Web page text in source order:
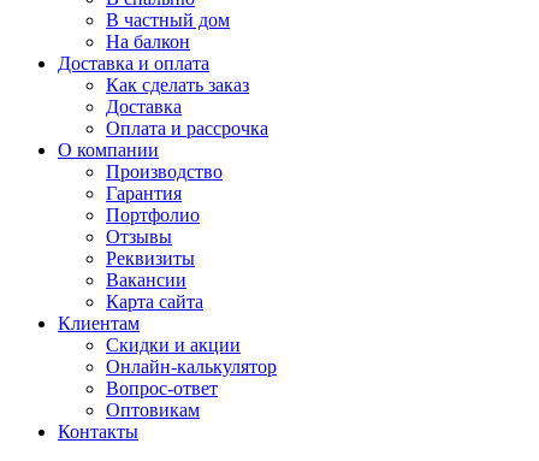
В частный дом
На балкон
Доставка и оплата
Как сделать заказ
Доставка
Оплата и рассрочка
О компании
Производство
Гарантия
Портфолио
Отзывы
Реквизиты
Вакансии
Карта сайта
Клиентам
Скидки и акции
Онлайн-калькулятор
Вопрос-ответ
Оптовикам
Контакты